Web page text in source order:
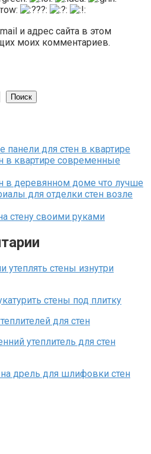
и адрес сайта в этом
моих комментариев.
Поиск
для стен в квартире
в квартире современные
в деревянном доме что лучше
для отделки стен возле
стену своими руками
утеплять стены изнутри
стены под плитку
для стен
утеплитель для стен
дрель для шлифовки стен